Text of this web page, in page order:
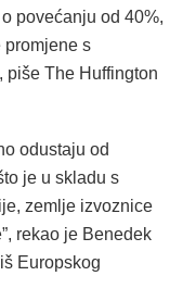
povećanju od 40%,
promjene s
piše The Huffington
odustaju od
je u skladu s
zemlje izvoznice
rekao je Benedek
Europskog